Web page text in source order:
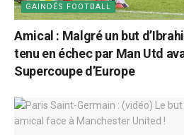
GAINDÉS FOOTBALL
Amical : Malgré un but
tenu en échec par Man Utd
Supercoupe d’Europe